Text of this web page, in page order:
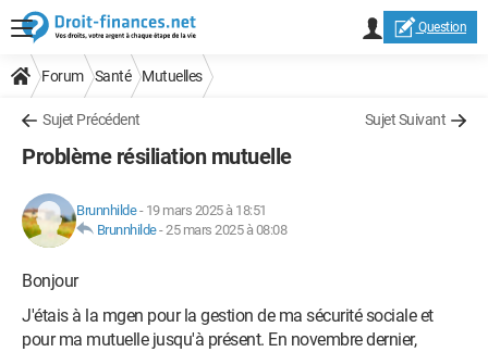
Question
Forum Santé Mutuelles
Sujet Précédent Sujet Suivant
Problème résiliation mutuelle
Brunnhilde- 19 mars 2025 à 18:51
Brunnhilde-25 mars 2025 à 08:08
Bonjour
J'étais à la mgen pour la gestion de ma sécurité sociale et
pour ma mutuelle jusqu'à présent. En novembre dernier,